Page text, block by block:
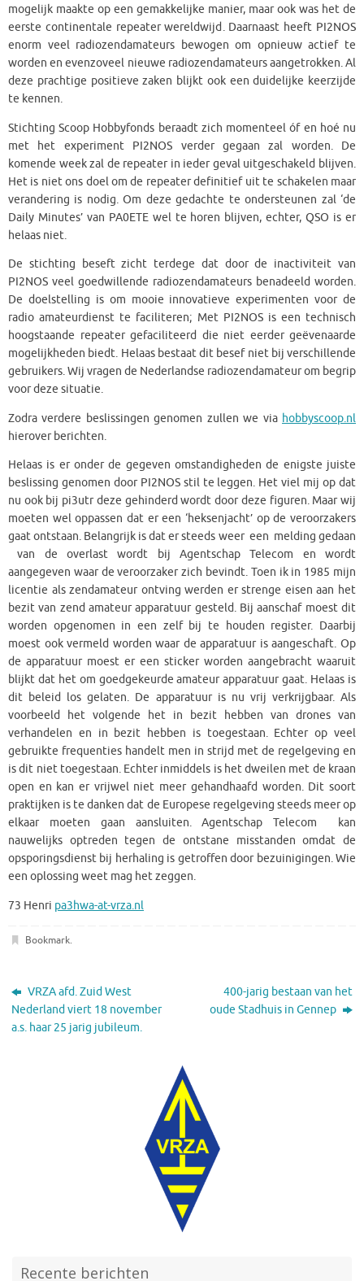
mogelijk maakte op een gemakkelijke manier, maar ook was het de
eerste continentale repeater wereldwijd. Daarnaast heeft PI2NOS
enorm veel radiozendamateurs bewogen om opnieuw actief te
worden en evenzoveel nieuwe radiozendamateurs aangetrokken. Al
deze prachtige positieve zaken blijkt ook een duidelijke keerzijde
te kennen.
Stichting Scoop Hobbyfonds beraadt zich momenteel óf en hoé nu
met het experiment PI2NOS verder gegaan zal worden. De
komende week zal de repeater in ieder geval uitgeschakeld blijven.
Het is niet ons doel om de repeater definitief uit te schakelen maar
verandering is nodig. Om deze gedachte te ondersteunen zal ‘de
Daily Minutes’ van PA0ETE wel te horen blijven, echter, QSO is er
helaas niet.
De stichting beseft zicht terdege dat door de inactiviteit van
PI2NOS veel goedwillende radiozendamateurs benadeeld worden.
De doelstelling is om mooie innovatieve experimenten voor de
radio amateurdienst te faciliteren; Met PI2NOS is een technisch
hoogstaande repeater gefaciliteerd die niet eerder geëvenaarde
mogelijkheden biedt. Helaas bestaat dit besef niet bij verschillende
gebruikers. Wij vragen de Nederlandse radiozendamateur om begrip
voor deze situatie.
Zodra verdere beslissingen genomen zullen we via hobbyscoop.nl
hierover berichten.
Helaas is er onder de gegeven omstandigheden de enigste juiste
beslissing genomen door PI2NOS stil te leggen. Het viel mij op dat
nu ook bij pi3utr deze gehinderd wordt door deze figuren. Maar wij
moeten wel oppassen dat er een ‘heksenjacht’ op de veroorzakers
gaat ontstaan. Belangrijk is dat er steeds weer een melding gedaan
van de overlast wordt bij Agentschap Telecom en wordt
aangegeven waar de veroorzaker zich bevindt. Toen ik in 1985 mijn
licentie als zendamateur ontving werden er strenge eisen aan het
bezit van zend amateur apparatuur gesteld. Bij aanschaf moest dit
worden opgenomen in een zelf bij te houden register. Daarbij
moest ook vermeld worden waar de apparatuur is aangeschaft. Op
de apparatuur moest er een sticker worden aangebracht waaruit
blijkt dat het om goedgekeurde amateur apparatuur gaat. Helaas is
dit beleid los gelaten. De apparatuur is nu vrij verkrijgbaar. Als
voorbeeld het volgende het in bezit hebben van drones van
verhandelen en in bezit hebben is toegestaan. Echter op veel
gebruikte frequenties handelt men in strijd met de regelgeving en
is dit niet toegestaan. Echter inmiddels is het dweilen met de kraan
open en kan er vrijwel niet meer gehandhaafd worden. Dit soort
praktijken is te danken dat de Europese regelgeving steeds meer op
elkaar moeten gaan aansluiten. Agentschap Telecom kan
nauwelijks optreden tegen de ontstane misstanden omdat de
opsporingsdienst bij herhaling is getroffen door bezuinigingen. Wie
een oplossing weet mag het zeggen.
73 Henri pa3hwa-at-vrza.nl
Bookmark.
VRZA afd. Zuid West
Nederland viert 18 november
a.s. haar 25 jarig jubileum.
400-jarig bestaan van het
oude Stadhuis in Gennep
Recente berichten